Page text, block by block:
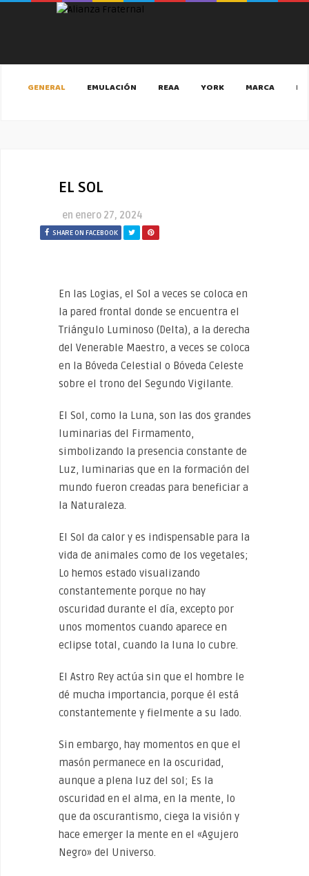
GENERAL EMULACIÓN REAA YORK MARCA
EL SOL
en enero 27, 2024
SHARE ON FACEBOOK
En las Logias, el Sol a veces se coloca en
la pared frontal donde se encuentra el
Triángulo Luminoso (Delta), a la derecha
del Venerable Maestro, a veces se coloca
en la Bóveda Celestial o Bóveda Celeste
sobre el trono del Segundo Vigilante.
El Sol, como la Luna, son las dos grandes
luminarias del Firmamento,
simbolizando la presencia constante de
Luz, luminarias que en la formación del
mundo fueron creadas para beneficiar a
la Naturaleza.
El Sol da calor y es indispensable para la
vida de animales como de los vegetales;
Lo hemos estado visualizando
constantemente porque no hay
oscuridad durante el día, excepto por
unos momentos cuando aparece en
eclipse total, cuando la luna lo cubre.
El Astro Rey actúa sin que el hombre le
dé mucha importancia, porque él está
constantemente y fielmente a su lado.
Sin embargo, hay momentos en que el
masón permanece en la oscuridad,
aunque a plena luz del sol; Es la
oscuridad en el alma, en la mente, lo
que da oscurantismo, ciega la visión y
hace emerger la mente en el «Agujero
Negro» del Universo.